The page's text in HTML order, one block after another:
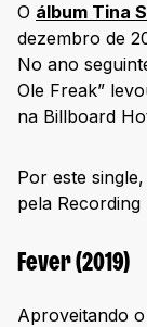
O álbum Tina
dezembro de
No ano
Ole Freak”
na Billboard
Por este
pela
Fever (2019)
Aproveitando